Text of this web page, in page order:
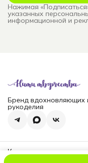
Нажимая
указанных
информационной и
Бренд вдохновляющих
рукоделия
Контакты